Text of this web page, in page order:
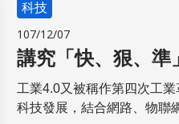
科技
107/12/07
講究「快、狠、準
工業4.0又被稱作第四次工
科技發展，結合網路、物聯